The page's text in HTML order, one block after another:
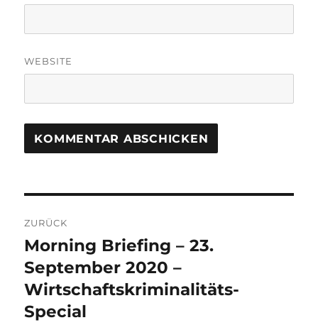
WEBSITE
Navigation
ZURÜCK
Vorheriger
Beitrag:
Morning Briefing – 23.
September 2020 –
Wirtschaftskriminalitäts-
Special